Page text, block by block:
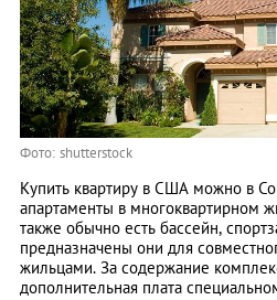
Фото: shutterstock
Купить квартиру в США можно в
апартаменты в многоквартирном
также обычно есть бассейн,
предназначены они для
жильцами. За содержание
дополнительная плата